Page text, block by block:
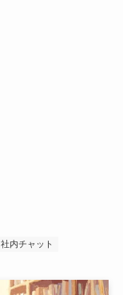
社内チャット